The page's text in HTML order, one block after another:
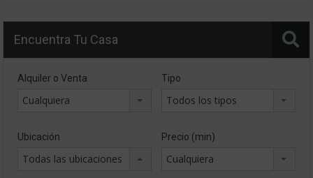
Encuentra Tu Casa
Alquiler o Venta
Cualquiera
Tipo
Todos los tipos
Ubicación
Todas las ubicaciones
Precio (min)
Cualquiera